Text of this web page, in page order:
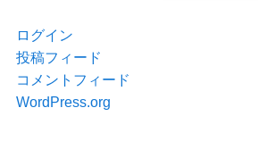
ログイン
投稿フィード
コメントフィード
WordPress.org